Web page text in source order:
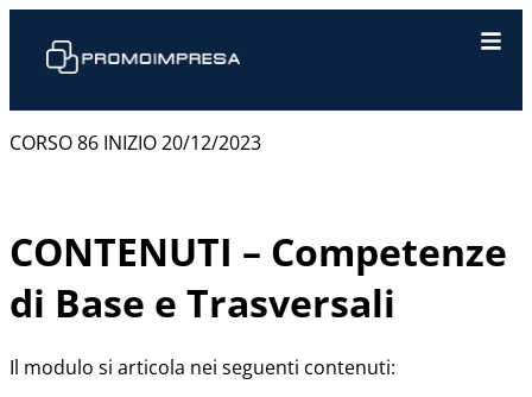
CORSO 86 INIZIO 20/12/2023
CONTENUTI – Competenze
di Base e Trasversali
Il modulo si articola nei seguenti contenuti: